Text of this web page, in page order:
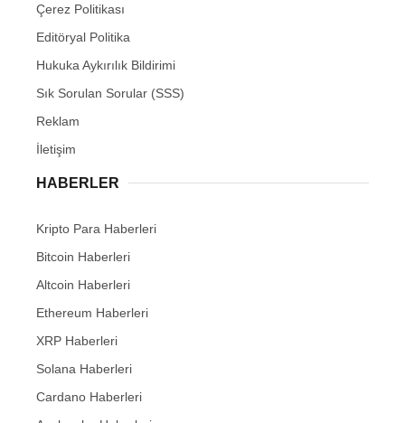
Çerez Politikası
Editöryal Politika
Hukuka Aykırılık Bildirimi
Sık Sorulan Sorular (SSS)
Reklam
İletişim
HABERLER
Kripto Para Haberleri
Bitcoin Haberleri
Altcoin Haberleri
Ethereum Haberleri
XRP Haberleri
Solana Haberleri
Cardano Haberleri